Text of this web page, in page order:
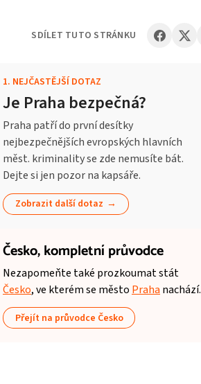
1. NEJČASTĚJŠÍ DOTAZ
Je Praha bezpečná?
Praha patří do první desítky
nejbezpečnějších evropských hlavních
měst. kriminality se zde nemusíte bát.
Dejte si jen pozor na kapsáře.
Zobrazit další dotaz
Česko,kompletní průvodce
Nezapomeňte také prozkoumat stát
Česko, ve kterém se město Praha nachází.
Přejít na průvodce Česko
SDÍLET TUTO STRÁNKU